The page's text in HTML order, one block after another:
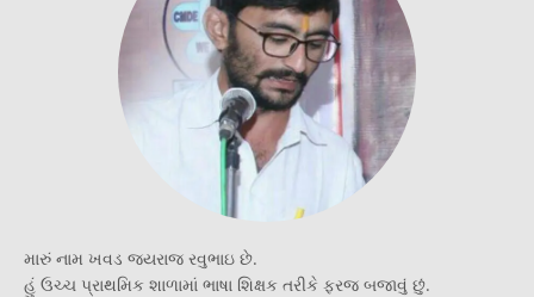
મારું નામ ખવડ જયરાજ રવુભાઇ છે.
હું ઉચ્ચ પ્રાથમિક શાળામાં ભાષા શિક્ષક તરીકે ફરજ બજાવું છું.